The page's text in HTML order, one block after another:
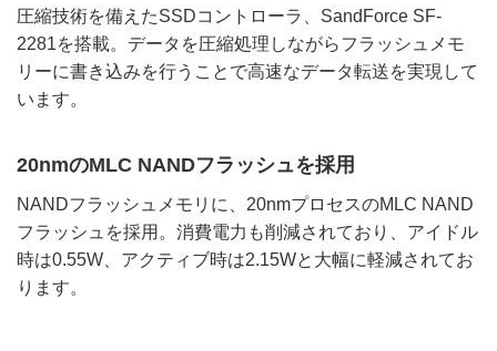
圧縮技術を備えたSSDコントローラ、SandForce SF-
2281を搭載。データを圧縮処理しながらフラッシュメモ
リーに書き込みを行うことで高速なデータ転送を実現して
います。
20nmのMLC NANDフラッシュを採用
NANDフラッシュメモリに、20nmプロセスのMLC NAND
フラッシュを採用。消費電力も削減されており、アイドル
時は0.55W、アクティブ時は2.15Wと大幅に軽減されてお
ります。